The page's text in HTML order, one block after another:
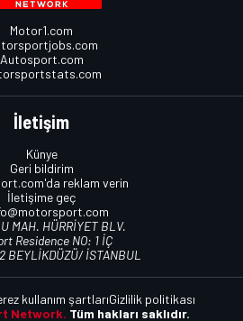
Motor1.com
Autosport.com
İletişim
Künye
Geri bildirim
reklam verin
İletişime geç
MAH. HÜRRİYET BLV.
Residence NO: 1 İÇ
BEYLİKDÜZÜ/ İSTANBUL
Network. Tüm hakları saklıdır.
kullanım şartlarıGizlilik politikası